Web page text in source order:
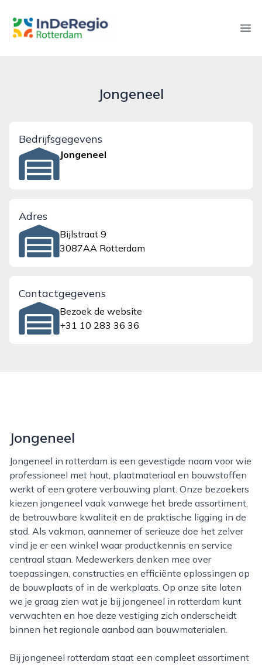
inderegiorotterdam.nl
Jongeneel
Bedrijfsgegevens
Jongeneel
Adres
Bijlstraat 9
3087AA Rotterdam
Contactgegevens
Bezoek de website
+31 10 283 36 36
Jongeneel
Jongeneel in rotterdam is een gevestigde naam voor wie
professioneel met hout, plaatmateriaal en bouwstoffen
werkt of een grotere verbouwing plant. Onze bezoekers
kiezen jongeneel vaak vanwege het brede assortiment,
de betrouwbare kwaliteit en de praktische ligging in de
stad. Als vakman, aannemer of serieuze doe het zelver
vind je er een winkel waar productkennis en service
centraal staan. Medewerkers denken mee over
toepassingen, constructies en efficiënte oplossingen op
de bouwplaats of in de werkplaats. Op onze site laten
we je graag zien wat je bij jongeneel in rotterdam kunt
verwachten en hoe deze vestiging zich onderscheidt
binnen het regionale aanbod aan bouwmaterialen.
Bij jongeneel rotterdam staat een compleet assortiment